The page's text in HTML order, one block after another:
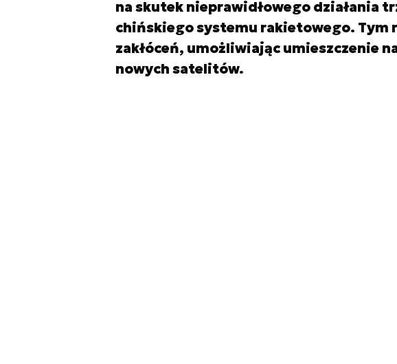
na skutek nieprawidłowego działania
chińskiego systemu rakietowego. Tym
zakłóceń, umożliwiając umieszczenie
nowych satelitów.